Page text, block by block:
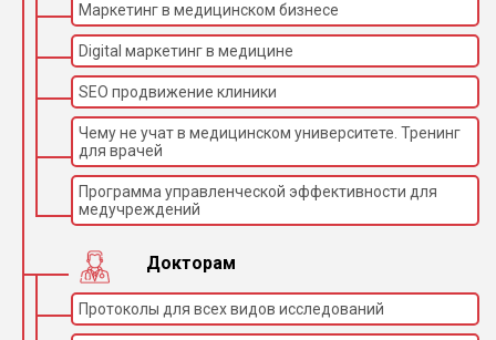
Маркетинг в медицинском бизнесе
Digital маркетинг в медицине
SEO продвижение клиники
Чему не учат в медицинском университете. Тренинг
для врачей
Программа управленческой эффективности для
медучреждений
Докторам
Протоколы для всех видов исследований